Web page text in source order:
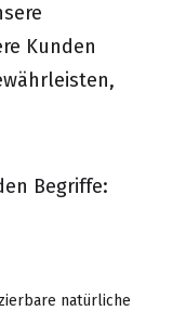
Kunden
Begriffe:
natürliche